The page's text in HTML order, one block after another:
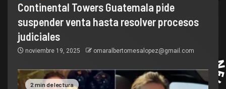
Continental Towers Guatemala pide
suspender venta hasta resolver procesos
judiciales
noviembre 19, 2025 omaralbertomesalopez@gmail.com
2 min de lectura